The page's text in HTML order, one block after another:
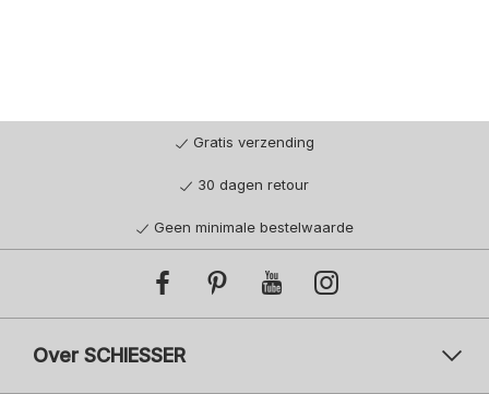
Gratis verzending
30 dagen retour
Geen minimale bestelwaarde
Over SCHIESSER